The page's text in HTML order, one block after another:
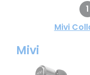
1
Mivi
Mivi